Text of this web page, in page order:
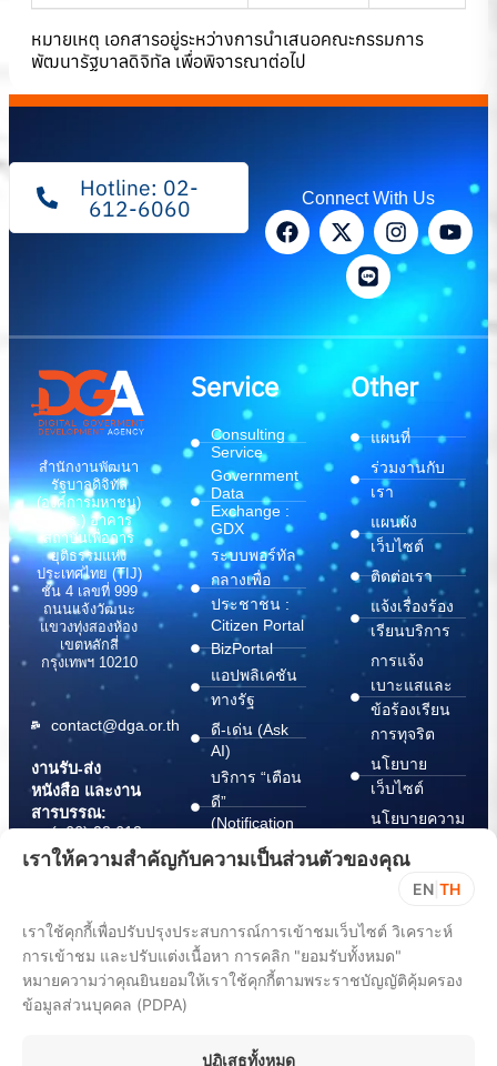
หมายเหตุ เอกสารอยู่ระหว่างการนำเสนอคณะกรรมการ
พัฒนารัฐบาลดิจิทัล เพื่อพิจารณาต่อไป
Hotline: 02-
612-6060 Connect With Us
สำนักงานพัฒนา
รัฐบาลดิจิทัล
(องค์การมหาชน)
(สพร.) อาคาร
สถาบันเพื่อการ
ยุติธรรมแห่ง
ประเทศไทย (TIJ)
ชั้น 4 เลขที่ 999
ถนนแจ้งวัฒนะ
แขวงทุ่งสองห้อง
เขตหลักสี่
กรุงเทพฯ 10210
contact@dga.or.th
งานรับ-ส่ง
หนังสือ และงาน
สารบรรณ:
(+66) 02 612
6000
saraban@dga.or.th
Center:
(+66) 02 612
Service
Consulting
Service
Government
Data
Exchange :
GDX
ระบบพอร์ทัล
กลางเพื่อ
ประชาชน :
Citizen Portal
BizPortal
แอปพลิเคชัน
ทางรัฐ
ดี-เด่น (Ask
AI)
บริการ “เตือน
ดี”
(Notification
บริการ
(Document
Wallet)
Other
แผนที่
ร่วมงานกับ
เรา
แผนผัง
เว็บไซต์
ติดต่อเรา
แจ้งเรื่องร้อง
เรียนบริการ
การแจ้ง
เบาะแสและ
ข้อร้องเรียน
การทุจริต
นโยบาย
เว็บไซต์
นโยบายความ
ปลอดภัย
สารสนเทศ
ChangeLog
เราให้ความสำคัญกับความเป็นส่วนตัวของคุณ
EN TH
เราใช้คุกกี้เพื่อปรับปรุงประสบการณ์การเข้าชมเว็บไซต์ วิเคราะห์
การเข้าชม และปรับแต่งเนื้อหา การคลิก "ยอมรับทั้งหมด"
หมายความว่าคุณยินยอมให้เราใช้คุกกี้ตามพระราชบัญญัติคุ้มครอง
ข้อมูลส่วนบุคคล (PDPA)
ปฏิเสธทั้งหมด